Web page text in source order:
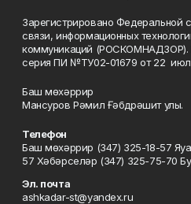
Зарегистрировано Федеральной
связи, информационных
коммуникаций (РОСКОМНАДЗОР).
серия ПИ №ТУ02-01679 от 22
Баш мөхәррир
Мансуров Рәмил Ғәбдрәшит улы.
Телефон
Баш мөхәррир (347) 325-18-57
57 Хәбәрселәр (347) 325-75-70
Эл. почта
ashkadar-st@yandex.ru